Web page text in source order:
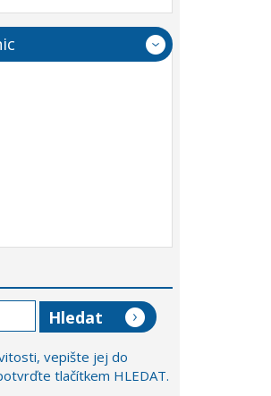
vepište jej do
tlačítkem HLEDAT.